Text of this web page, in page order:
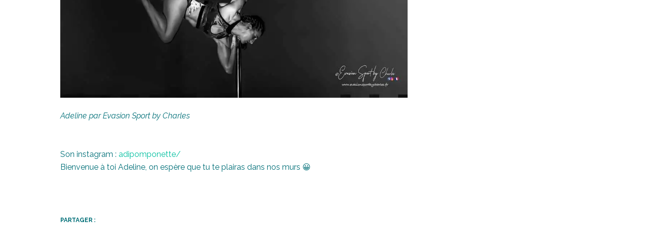
Adeline par Evasion Sport by Charles
Son instagram : adipomponette/
Bienvenue à toi Adeline, on espère que tu te plairas dans nos murs 😀
PARTAGER :